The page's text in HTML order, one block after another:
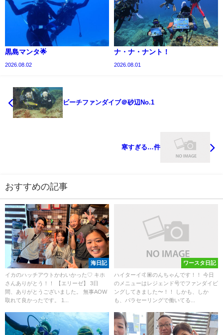
黒島マンタ🌟
2026.08.02
ナ・ナ・ナント！
2026.08.01
ビーチファンダイブ＠砂辺No.1
寒すぎる…件
おすすめの記事
海日記
イカのハッチアウトかわいかった♡ キホ
さんありがとう！！ 【エリーゼ】 3日
間、ありがとうございました。 無事AOW
取れて良かったです。 1...
ワースタ日記
ハイターイ🤙🏽のんちゃんです！！ 今日
のメニューはレジェンド号でファンダイビ
ングしてきました〜！！ しかも、しか
も、パラセーリングで働いてる...